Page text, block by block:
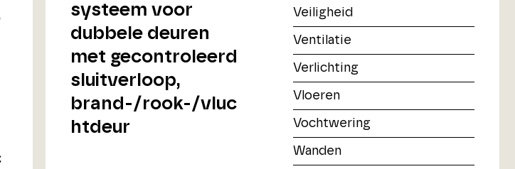
Veiligheid
Ventilatie
Verlichting
Vloeren
Vochtwering
Wanden
systeem voor
dubbele deuren
met gecontroleerd
sluitverloop,
brand-/rook-/vluc
htdeur